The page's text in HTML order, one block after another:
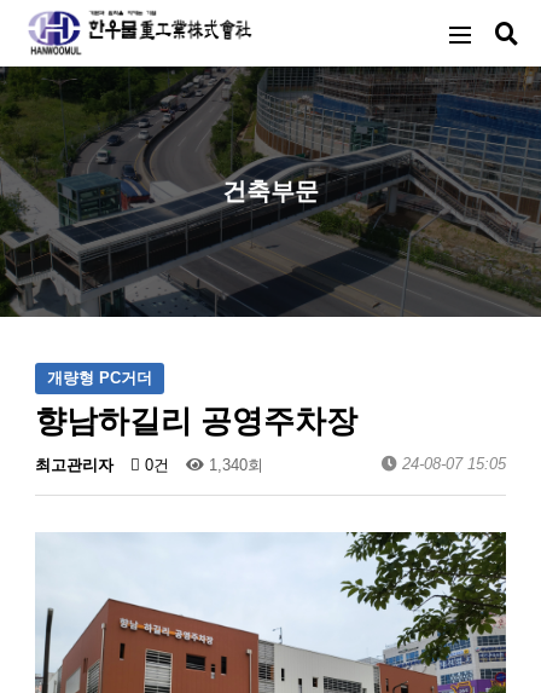
건축부문
개량형 PC거더
향남하길리 공영주차장
최고관리자 0건 1,340회 24-08-07 15:05